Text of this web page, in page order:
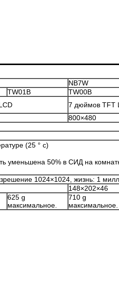
NB7W
TW01B TW00B
7 дюймов TFT
800×480
(25 ° c)
уменьшена 50% в СИД на
1024×1024, жизнь: 1
148×202×46
625 g
максимальное.
710 g
максимальное.